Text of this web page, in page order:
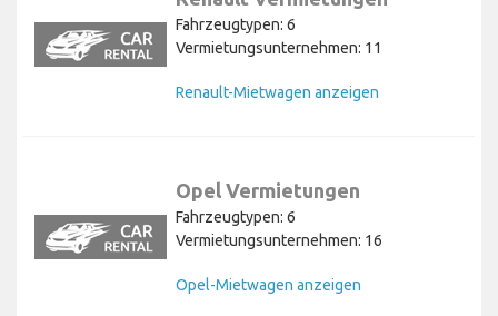
Fahrzeugtypen: 6
Vermietungsunternehmen: 11
Renault-Mietwagen anzeigen
Opel Vermietungen
Fahrzeugtypen: 6
Vermietungsunternehmen: 16
Opel-Mietwagen anzeigen